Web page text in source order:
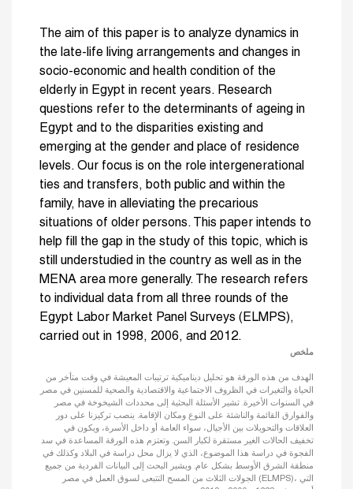
The aim of this paper is to analyze dynamics in
the late-life living arrangements and changes in
socio-economic and health condition of the
elderly in Egypt in recent years. Research
questions refer to the determinants of ageing in
Egypt and to the disparities existing and
emerging at the gender and place of residence
levels. Our focus is on the role intergenerational
ties and transfers, both public and within the
family, have in alleviating the precarious
situations of older persons. This paper intends to
help fill the gap in the study of this topic, which is
still understudied in the country as well as in the
MENA area more generally. The research refers
to individual data from all three rounds of the
Egypt Labor Market Panel Surveys (ELMPS),
carried out in 1998, 2006, and 2012.
ملخص
الحياة والتغيرات في الظروف الاجتماعية والاقتصادية والصحية للمسنين في مصر
في السنوات الأخيرة. تشير الأسئلة البحثية إلى محددات الشيخوخة في مصر
والفوارق القائمة والناشئة على النوع ومكان الإقامة. ينصب تركيزنا على دور
العلاقات والتحويلات بين الأجيال، سواء العامة أو داخل الأسرة، ويكون في
تخفيف الحالات الغير مستقرة لكبار السن. وتعتزم هذه الورقة المساعدة في سد
الفجوة في دراسة هذا الموضوع، الذي لا يزال محل دراسة في البلاد وكذلك في
منطقة الشرق الأوسط بشكل عام. ويشير البحث إلى البيانات الفردية من جميع
الجولات الثلاث من المسح التتبعى لسوق العمل في مصر (ELMPS)، التي